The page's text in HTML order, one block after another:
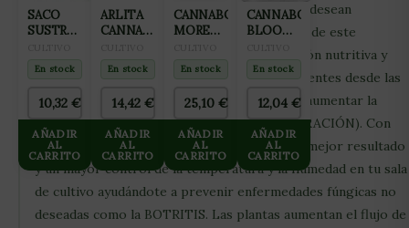
fertilización carbónica en su sala de cultivo y desean
aumentar su producción, ya que la utilización de este
producto, té permitirá subir la EC a la solución nutritiva y
aumentar la velocidad de transporte de nutrientes desde las
raíces a las hojas sin que para eso necesites aumentar la
temperatura y elevar la ET (EVAPOTRANSPIRACIÓN). Con
CO2 EFFECT conseguirás, de forma fácil, un mejor resultado
y un mayor control de la temperatura y la humedad en tu sala
de cultivo ayudándote a prevenir enfermedades fúngicas no
deseadas como la BOTRITIS. Las plantas aumentan el flujo de
SACO
SUSTRATO
GROTEK
50L
En stock
10,32 €
AÑADIR
AL
CARRITO
ARLITA
CANNA
CLAY
PEBLES
(ARCILLA
EXPANDIDA
8×16)
En stock
14,42 €
AÑADIR
AL
CARRITO
CANNABOOM
MORE
En stock
25,10 €
AÑADIR
AL
CARRITO
CANNABOOM
BLOOM
100ML
En stock
12,04 €
AÑADIR
AL
CARRITO